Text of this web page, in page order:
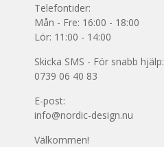
Telefontider:
Mån - Fre: 16:00 - 18:00
Lör: 11:00 - 14:00
Skicka SMS - För snabb hjälp:
0739 06 40 83
E-post:
info@nordic-design.nu
Välkommen!